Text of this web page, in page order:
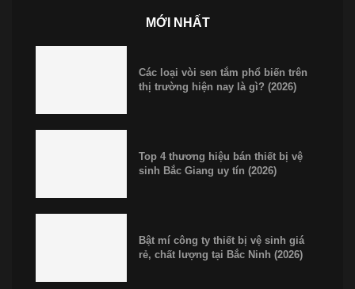
MỚI NHẤT
Các loại vòi sen tắm phổ biến trên
thị trường hiện nay là gì? (2026)
Top 4 thương hiệu bán thiết bị vệ
sinh Bắc Giang uy tín (2026)
Bật mí công ty thiết bị vệ sinh giá
rẻ, chất lượng tại Bắc Ninh (2026)